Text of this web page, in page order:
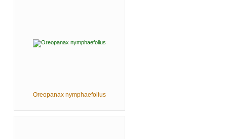
Oreopanax nymphaefolius